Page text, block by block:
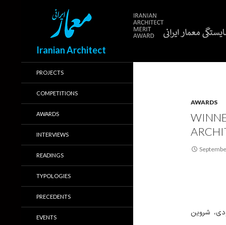
Iranian Architect
AWARDS
شروین
PROJECTS
COMPETITIONS
AWARDS
INTERVIEWS
READINGS
TYPOLOGIES
PRECEDENTS
EVENTS